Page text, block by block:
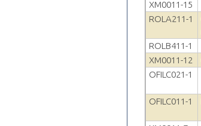
XM0011-15
ROLA211-1
ROLB411-1
XM0011-12
OFILC021-1
OFILC011-1